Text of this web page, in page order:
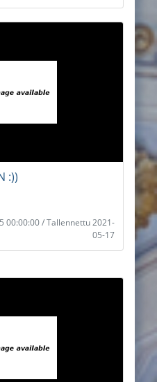
:))
00:00:00 / Tallennettu 2021-
05-17